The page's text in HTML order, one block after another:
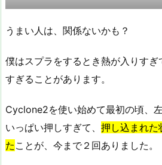
うまい人は、関係ないかも？
僕はスプラをするとき熱が入りすぎ
すぎることがあります。
Cyclone2を使い始めて最初の頃、
いっぱい押しすぎて、 押し込まれた
た ことが、今まで２回ありました。